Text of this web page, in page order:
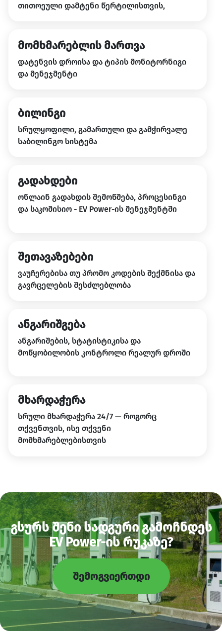
თითოეული დამტენი წერტილისთვის,
მომხმარებლის მართვა
დატენვის დროისა და ტიპის მონიტორნიგი
და მენეჯმენტი
ბილინგი
სრულყოფილი, გამართული და გამჭირვალე
საბილინგო სისტემა
გადახდები
ონლაინ გადახდის შემოწმება, პროცესინგი
და საკომისიო - EV Power-ის მენეჯმენტში
შეთავაზებები
ვაუჩერებისა თუ პრომო კოდების შექმნისა და
გავრცელების შესძლებლობა
ანგარიშგება
ანგარიშების, სტატისტიკისა და
მოწყობილობის კონტროლი რეალურ დროში
მხარდაჭერა
სრული მხარდაჭერა 24/7 — როგორც
თქვენთვის, ისე თქვენი
მომხმარებლებისთვის
გსურს შენი სადგური გამოჩნდეს
EV Power-ის რუკაზე?
შემოგვიერთდი